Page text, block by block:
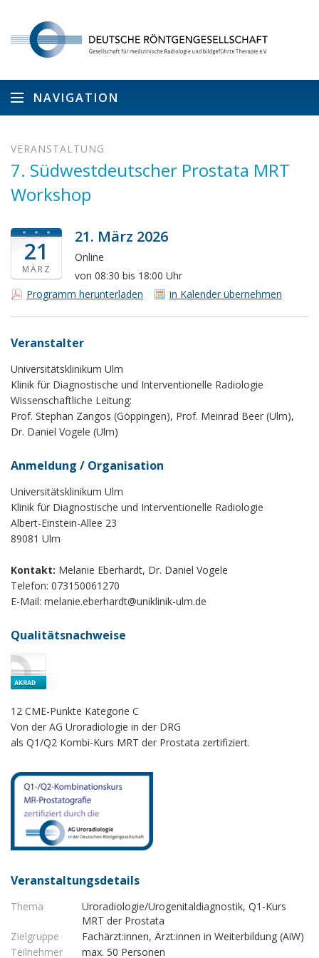
NAVIGATION
VERANSTALTUNG
7. Südwestdeutscher Prostata MRT
Workshop
21
MÄRZ
21. März 2026
Online
von 08:30 bis 18:00 Uhr
Programm herunterladen
in Kalender übernehmen
Veranstalter
Universitätsklinikum Ulm
Klinik für Diagnostische und Interventionelle Radiologie
Wissenschaftliche Leitung:
Prof. Stephan Zangos (Göppingen), Prof. Meinrad Beer (Ulm),
Dr. Daniel Vogele (Ulm)
Anmeldung / Organisation
Universitätsklinikum Ulm
Klinik für Diagnostische und Interventionelle Radiologie
Albert-Einstein-Allee 23
89081 Ulm
Kontakt: Melanie Eberhardt, Dr. Daniel Vogele
Telefon: 073150061270
E-Mail: melanie.eberhardt@uniklinik-ulm.de
Qualitätsnachweise
12 CME-Punkte Kategorie C
Von der AG Uroradiologie in der DRG
als Q1/Q2 Kombi-Kurs MRT der Prostata zertifiziert.
Veranstaltungsdetails
Thema
Uroradiologie/Urogenitaldiagnostik, Q1-Kurs
MRT der Prostata
Zielgruppe
Fachärzt:innen, Ärzt:innen in Weiterbildung (AiW)
Teilnehmer
max. 50 Personen